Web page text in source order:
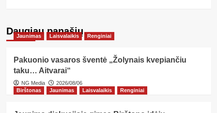
Daugiau panašių…
Jaunimas Laisvalaikis Renginiai
Pakuonio vasaros šventė „Žolynais kvepiančiu
taku… Aitvarai“
NG Media
2026/08/06
Birštonas
Jaunimas Laisvalaikis Renginiai